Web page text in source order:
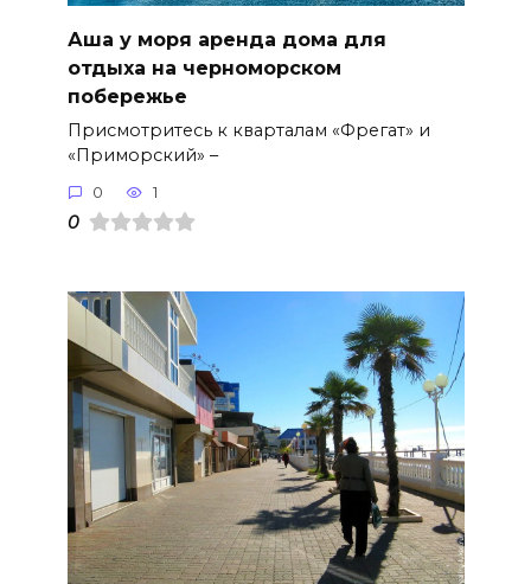
Аша у моря аренда дома для
отдыха на черноморском
побережье
Присмотритесь к кварталам «Фрегат» и
«Приморский» –
0 1
0